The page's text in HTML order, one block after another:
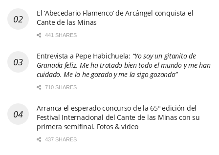
El ‘Abecedario Flamenco’ de Arcángel conquista el
Cante de las Minas
441 SHARES
Entrevista a Pepe Habichuela: “Yo soy un gitanito de
Granada feliz. Me ha tratado bien todo el mundo y me han
cuidado. Me la he gozado y me la sigo gozando”
710 SHARES
Arranca el esperado concurso de la 65º edición del
Festival Internacional del Cante de las Minas con su
primera semifinal. Fotos & vídeo
437 SHARES